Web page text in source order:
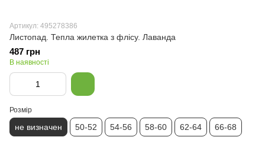
Артикул: 495278386
Листопад. Тепла жилетка з флісу. Лаванда
487 грн
В наявності
Розмір
не визначен 50-52 54-56 58-60 62-64 66-68